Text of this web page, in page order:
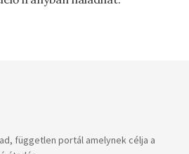
független portál amelynek célja a